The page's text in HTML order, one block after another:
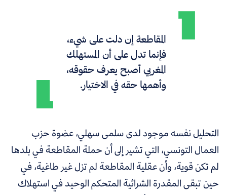
المقاطعة إن دلت على شيء،
فإنما تدل على أن المستهلك
المغربي أصبح يعرف حقوقه،
وأهمها حقه في الاختيار.
التحليل نفسه موجود لدى سلمى سهلي، عضوة حزب
العمال التونسي، التي تشير إلى أن حملة المقاطعة في بلدها
لم تكن قوية، وأن عقلية المقاطعة لم تزل غير طاغية، في
حين تبقى المقدرة الشرائية المتحكم الوحيد في استهلاك